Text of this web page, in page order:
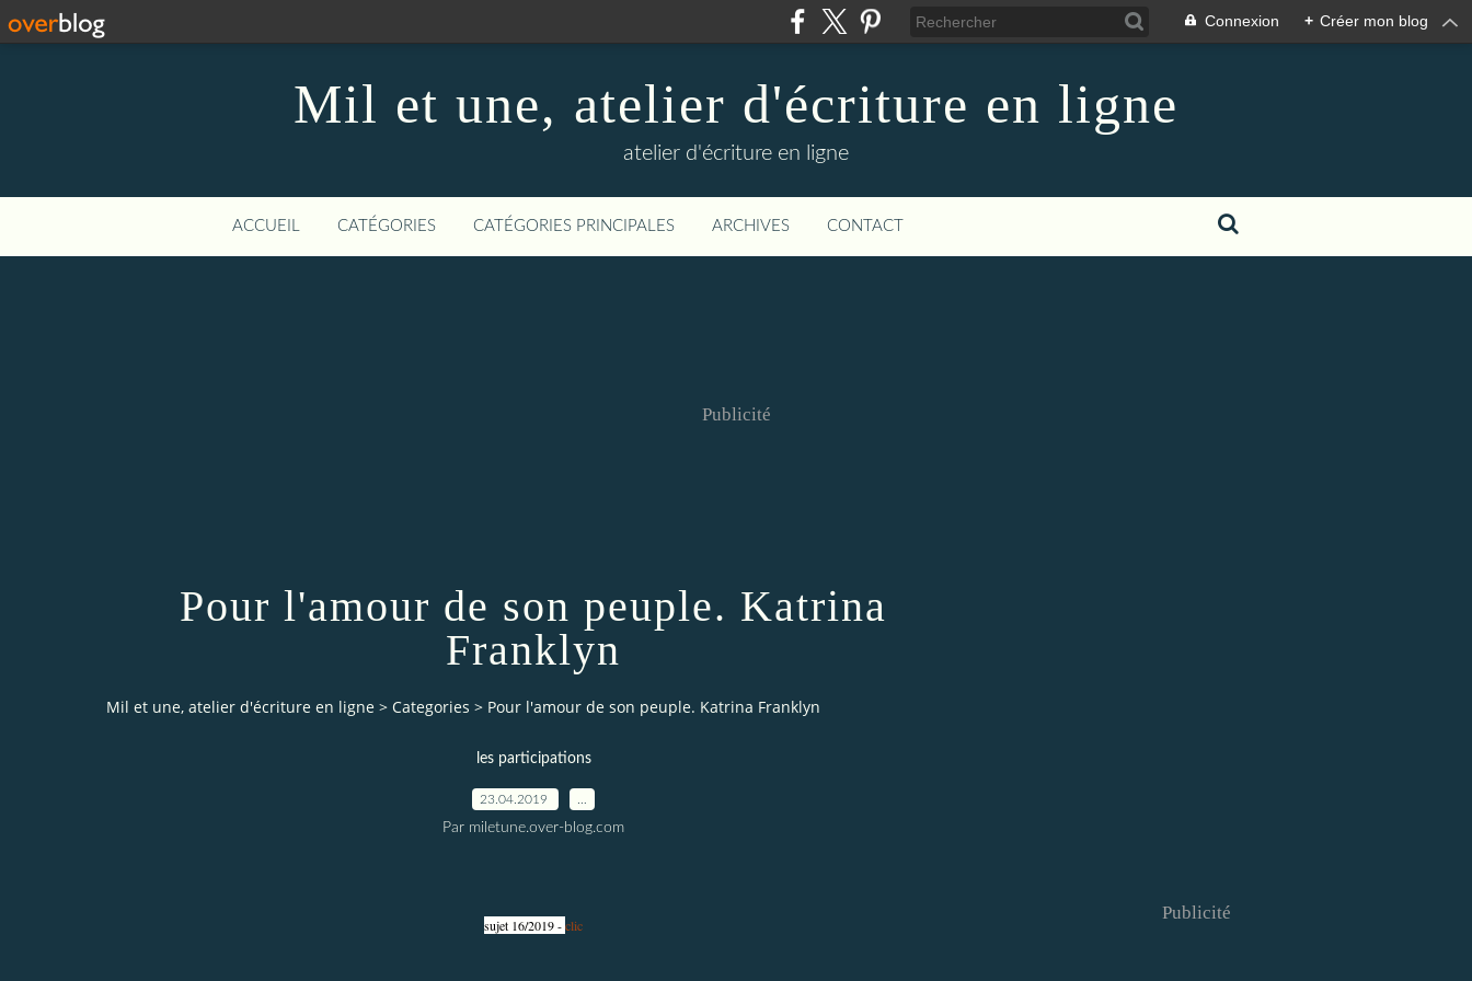
Connexion + Créer mon blog
Mil et une, atelier d'écriture en ligne
atelier d'écriture en ligne
ACCUEIL CATÉGORIES CATÉGORIES PRINCIPALES ARCHIVES CONTACT
Publicité
Pour l'amour de son peuple. Katrina
Franklyn
Mil et une, atelier d'écriture en ligne > Categories > Pour l'amour de son peuple. Katrina Franklyn
les participations
23.04.2019
Par miletune.over-blog.com
sujet 16/2019 -clic
Publicité